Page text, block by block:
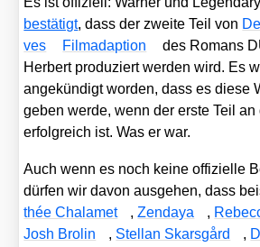
bestä­tigt, dass der zwei­te Teil von
ves
Film­ad­ap­ti­on
des Romans
Her­bert pro­du­ziert wer­den wird. Es
ange­kün­digt wor­den, dass es die­se
geben wer­de, wenn der ers­te Teil
erfolg­reich ist. Was er war.
Auch wenn es noch kei­ne offi­zi­el­le
dür­fen wir davon aus­ge­hen, dass
thée Cha­l­a­met
,Zen­da­ya ,
Josh Bro­lin
, Stel­lan Skars­gård ,